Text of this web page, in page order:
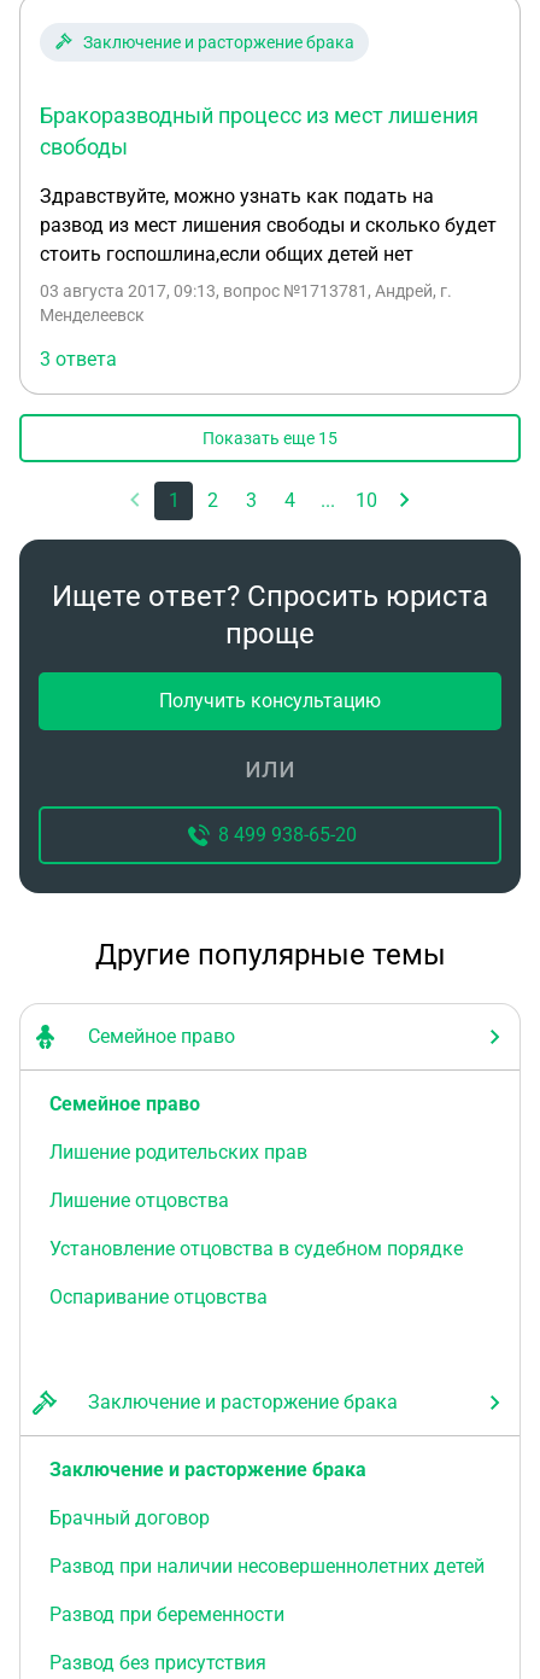
Заключение и расторжение брака
Бракоразводный процесс из мест лишения
свободы
Здравствуйте, можно узнать как подать на
развод из мест лишения свободы и сколько будет
стоить госпошлина,если общих детей нет
03 августа 2017, 09:13, вопрос №1713781, Андрей, г.
Менделеевск
3 ответа
Показать еще 15
1 2 3 4 ... 10
Ищете ответ? Спросить юриста
проще
Получить консультацию
или
8 499 938-65-20
Другие популярные темы
Семейное право
Семейное право
Лишение родительских прав
Лишение отцовства
Установление отцовства в судебном порядке
Оспаривание отцовства
Заключение и расторжение брака
Заключение и расторжение брака
Брачный договор
Развод при наличии несовершеннолетних детей
Развод при беременности
Развод без присутствия